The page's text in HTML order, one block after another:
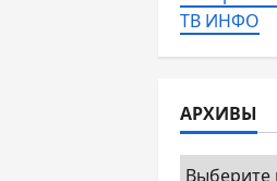
ТВ ИНФО
АРХИВЫ
Архивы